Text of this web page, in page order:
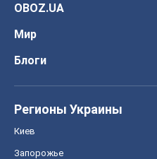
OBOZ.UA
Мир
Блоги
Регионы Украины
Киев
Запорожье